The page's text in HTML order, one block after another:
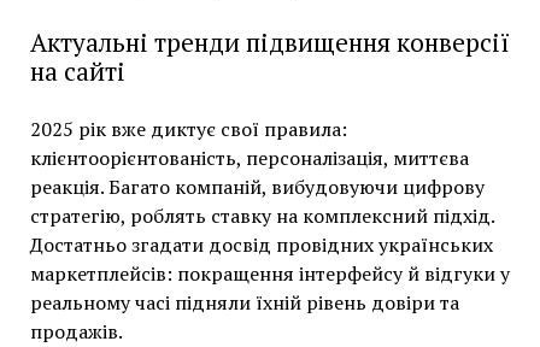
Актуальні тренди підвищення конверсії
на сайті
2025 рік вже диктує свої правила:
клієнтоорієнтованість, персоналізація, миттєва
реакція. Багато компаній, вибудовуючи цифрову
стратегію, роблять ставку на комплексний підхід.
Достатньо згадати досвід провідних українських
маркетплейсів: покращення інтерфейсу й відгуки у
реальному часі підняли їхній рівень довіри та
продажів.